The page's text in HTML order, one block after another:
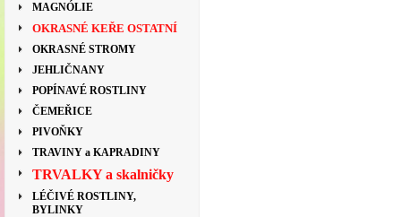
MAGNÓLIE
OKRASNÉ KEŘE OSTATNÍ
OKRASNÉ STROMY
JEHLIČNANY
POPÍNAVÉ ROSTLINY
ČEMEŘICE
PIVOŇKY
TRAVINY a KAPRADINY
TRVALKY a skalničky
LÉČIVÉ ROSTLINY,
BYLINKY